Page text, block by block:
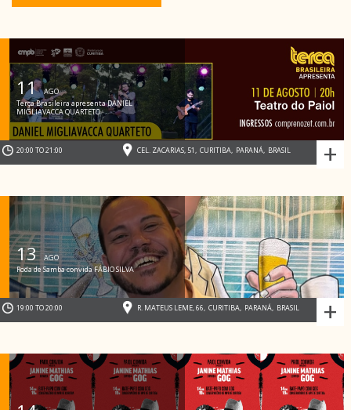
11
AGO
Terça Brasileira apresenta DANIEL
MIGLIAVACCA QUARTETO
+
20:00 TO 21:00 CEL. ZACARIAS, 51, CURITIBA, PARANÁ, BRASIL
13
AGO
Roda de Samba convida FÁBIO SILVA
+
19:00 TO 20:00 R. MATEUS LEME, 66, CURITIBA, PARANÁ, BRASIL